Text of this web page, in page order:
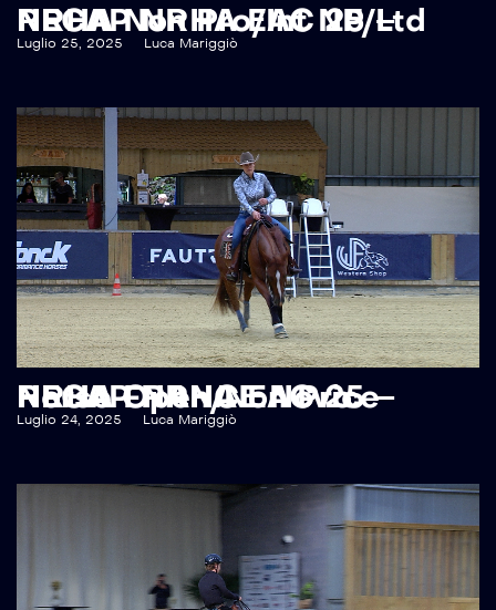
RECAP NRHA EAC 25 – NRHA Non Pro/Int NP/Ltd NP
Luglio 25, 2025 Luca Mariggiò
RECAP NRHA EAC 25 – NRHA FRANCE Novice Horse Open/Non Pro
Luglio 24, 2025 Luca Mariggiò